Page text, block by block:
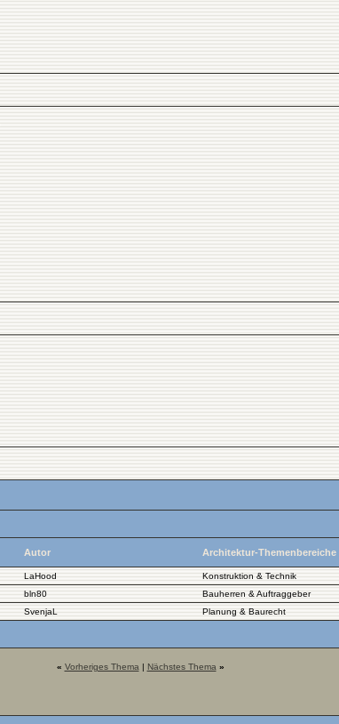
Autor Architektur-Themenbereiche
LaHood Konstruktion & Technik
bln80 Bauherren & Auftraggeber
SvenjaL Planung & Baurecht
« Vorheriges Thema | Nächstes Thema »